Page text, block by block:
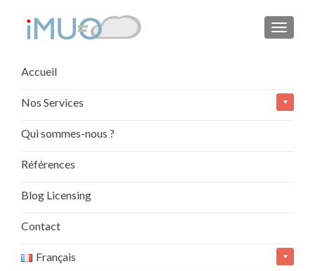
au
principal
Accueil
Nos Services
Qui sommes-nous ?
Références
Blog Licensing
Contact
Français